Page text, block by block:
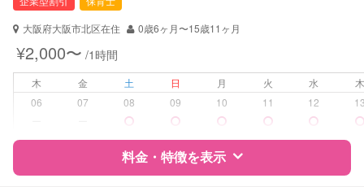
対応可能/特徴
早朝対応
病児対応 病児、病後児、ともに不可
障がい児対応 対応可否は個別に相談
レッスン
絵・工作レッスン
大阪府大阪市北区在住
0歳6ヶ月〜15歳11ヶ月
¥2,000〜 /1時間
木 金 土 日 月 火 水
06
07 08 09 10 11 12
料金・特徴を表示